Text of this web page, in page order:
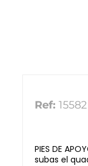
Ref: 15582
PIES DE
subas el